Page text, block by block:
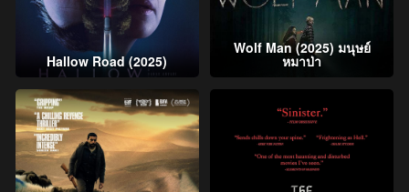
Hallow Road (2025)
Wolf Man (2025) มนุษย์
หมาป่า